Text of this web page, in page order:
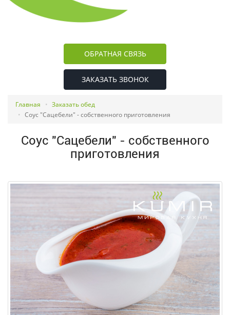
ОБРАТНАЯ СВЯЗЬ
ЗАКАЗАТЬ ЗВОНОК
Главная
Заказать обед
Соус "Сацебели" - собственного приготовления
Соус "Сацебели" - собственного
приготовления